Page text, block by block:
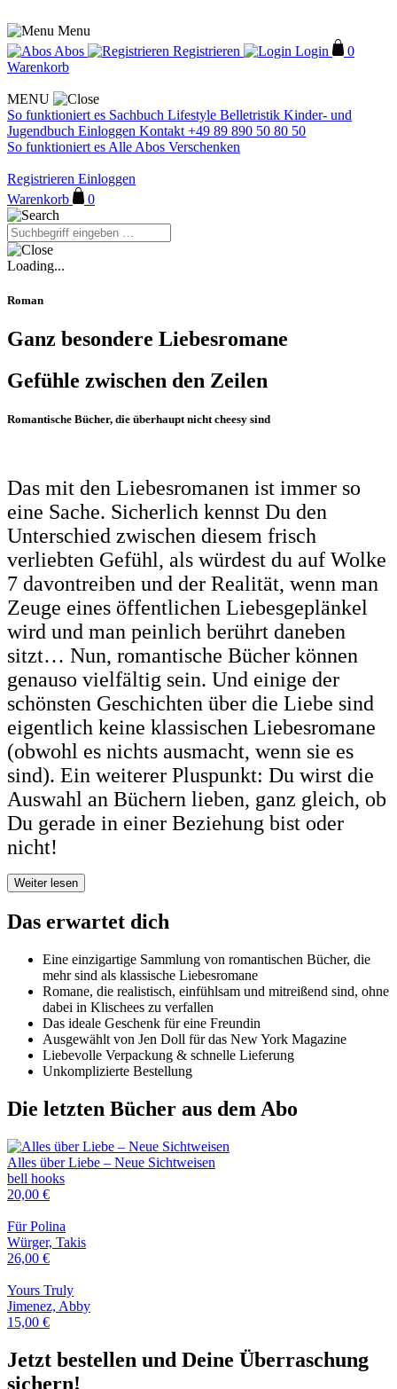
Menu
Abos
Registrieren Login
0
Warenkorb
MENU
So funktioniert es Sachbuch Lifestyle Belletristik Kinder- und
Jugendbuch Einloggen Kontakt +49 89 890 50 80 50
So funktioniert es Alle Abos Verschenken
Registrieren Einloggen
Warenkorb
0
Loading...
Roman
Ganz besondere Liebesromane
Gefühle zwischen den Zeilen
Romantische Bücher, die überhaupt nicht cheesy sind
Das mit den Liebesromanen ist immer so
eine Sache. Sicherlich kennst Du den
Unterschied zwischen diesem frisch
verliebten Gefühl, als würdest du auf Wolke
7 davontreiben und der Realität, wenn man
Zeuge eines öffentlichen Liebesgeplänkel
wird und man peinlich berührt daneben
sitzt… Nun, romantische Bücher können
genauso vielfältig sein. Und einige der
schönsten Geschichten über die Liebe sind
eigentlich keine klassischen Liebesromane
(obwohl es nichts ausmacht, wenn sie es
sind). Ein weiterer Pluspunkt: Du wirst die
Auswahl an Büchern lieben, ganz gleich, ob
Du gerade in einer Beziehung bist oder
nicht!
Weiter lesen
Das erwartet dich
Eine einzigartige Sammlung von romantischen Bücher, die
mehr sind als klassische Liebesromane
Romane, die realistisch, einfühlsam und mitreißend sind, ohne
dabei in Klischees zu verfallen
Das ideale Geschenk für eine Freundin
Ausgewählt von Jen Doll für das New York Magazine
Liebevolle Verpackung & schnelle Lieferung
Unkomplizierte Bestellung
Die letzten Bücher aus dem Abo
Alles über Liebe – Neue Sichtweisen
bell hooks
20,00 €
Für Polina
Würger, Takis
26,00 €
Yours Truly
Jimenez, Abby
15,00 €
Jetzt bestellen und Deine Überraschung
sichern!